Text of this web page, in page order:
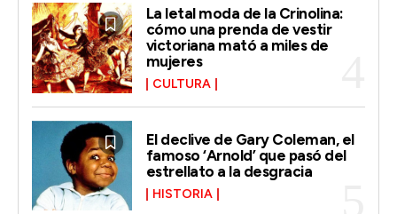
La letal moda de la Crinolina:
cómo una prenda de vestir
victoriana mató a miles de
mujeres
CULTURA
El declive de Gary Coleman, el
famoso ‘Arnold’ que pasó del
estrellato a la desgracia
HISTORIA